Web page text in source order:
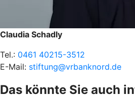
Claudia Schadly
Tel.: 0461 40215-3512
E-Mail: stiftung@vrbanknord.de
Das könnte Sie auch